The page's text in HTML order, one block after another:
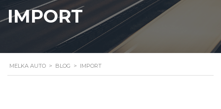
IMPORT
MELKA AUTO > BLOG > IMPORT